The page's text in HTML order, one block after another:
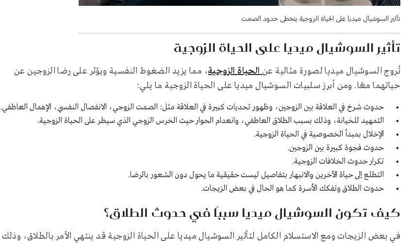
تأثير السوشيال ميديا على الحياة الزوجية يتخطى حدود الصمت
تأثير السوشيال ميديا على الحياة الزوجية
تُروج السوشيال ميديا لصورة مثالية عنالحياة الزوجية، مما يزيد الضغوط النفسية ويؤثر على رضا الزوجين عن
حياتهما معًا. ومن أبرز سلبيات السوشيال ميديا على الحياة الزوجية ما يلي:
حدوث شرخ في العلاقة بين الزوجين، وظهور تحديات كبيرة في العلاقة مثل: الصمت الزوجي، الانفصال النفسي، الإهمال العاطفي.
التمهيد للخيانة، وذلك بسبب الطلاق العاطفي، وانعدام الحوار حيث الخرس الزوجي الذي سيطر على الحياة الزوجية.
الإخلال بمبدأ الخصوصية في الحياة الزوجية.
حدوث فجوة كبيرة بين الزوجين.
تكرار حدوث الخلافات الزوجية.
التطلع إلى حياة الآخرين والانبهار بتفاصيل ليست حقيقية ما يحول دون الشعور بالرضا.
حدوث الطلاق وتفكك الأسرة كما هو الحال في بعض الزيجات.
كيف تكون السوشيال ميديا سببًا في حدوث الطلاق؟
في بعض الزيجات ومع الاستسلام الكامل لتأثير السوشيال ميديا على الحياة الزوجية قد ينتهي الأمر بالطلاق، وذلك